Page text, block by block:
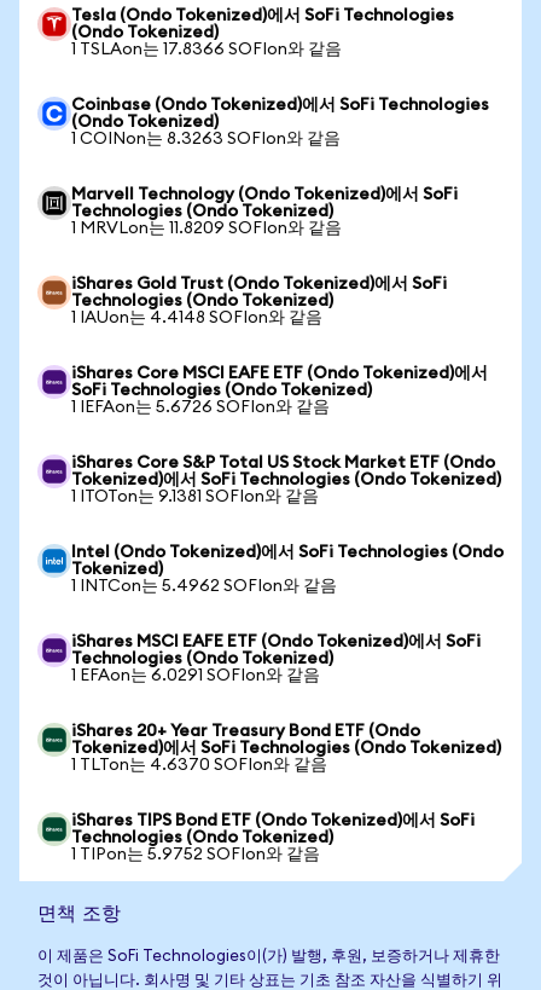
Tesla (Ondo Tokenized)에서 SoFi Technologies
(Ondo Tokenized)
1 TSLAon는 17.8366 SOFIon와 같음
Coinbase (Ondo Tokenized)에서 SoFi Technologies
(Ondo Tokenized)
1 COINon는 8.3263 SOFIon와 같음
Marvell Technology (Ondo Tokenized)에서 SoFi
Technologies (Ondo Tokenized)
1 MRVLon는 11.8209 SOFIon와 같음
iShares Gold Trust (Ondo Tokenized)에서 SoFi
Technologies (Ondo Tokenized)
1 IAUon는 4.4148 SOFIon와 같음
iShares Core MSCI EAFE ETF (Ondo Tokenized)에서
SoFi Technologies (Ondo Tokenized)
1 IEFAon는 5.6726 SOFIon와 같음
iShares Core S&P Total US Stock Market ETF (Ondo
Tokenized)에서 SoFi Technologies (Ondo Tokenized)
1 ITOTon는 9.1381 SOFIon와 같음
Intel (Ondo Tokenized)에서 SoFi Technologies (Ondo
Tokenized)
1 INTCon는 5.4962 SOFIon와 같음
iShares MSCI EAFE ETF (Ondo Tokenized)에서 SoFi
Technologies (Ondo Tokenized)
1 EFAon는 6.0291 SOFIon와 같음
iShares 20+ Year Treasury Bond ETF (Ondo
Tokenized)에서 SoFi Technologies (Ondo Tokenized)
1 TLTon는 4.6370 SOFIon와 같음
iShares TIPS Bond ETF (Ondo Tokenized)에서 SoFi
Technologies (Ondo Tokenized)
1 TIPon는 5.9752 SOFIon와 같음
면책 조항
이 제품은 SoFi Technologies이(가) 발행, 후원, 보증하거나 제휴한
것이 아닙니다. 회사명 및 기타 상표는 기초 참조 자산을 식별하기 위